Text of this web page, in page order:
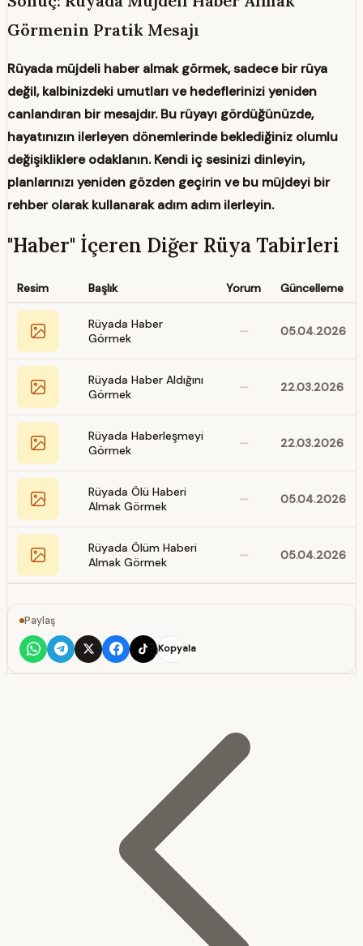
Görmenin Pratik Mesajı
Rüyada müjdeli haber almak görmek, sadece bir rüya
değil, kalbinizdeki umutları ve hedeflerinizi yeniden
canlandıran bir mesajdır. Bu rüyayı gördüğünüzde,
hayatınızın ilerleyen dönemlerinde beklediğiniz olumlu
değişikliklere odaklanın. Kendi iç sesinizi dinleyin,
planlarınızı yeniden gözden geçirin ve bu müjdeyi bir
rehber olarak kullanarak adım adım ilerleyin.
"Haber" İçeren Diğer Rüya Tabirleri
Resim Başlık Yorum Güncelleme
Rüyada Haber
Görmek
— 05.04.2026
Rüyada Haber Aldığını
Görmek
— 22.03.2026
Rüyada Haberleşmeyi
Görmek
— 22.03.2026
Rüyada Ölü Haberi
Almak Görmek
— 05.04.2026
Rüyada Ölüm Haberi
Almak Görmek
— 05.04.2026
Paylaş
Kopyala